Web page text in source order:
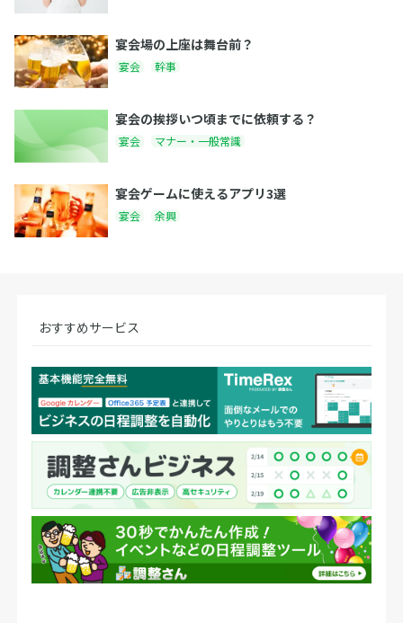
宴会場の上座は舞台前？
宴会 幹事
宴会の挨拶いつ頃までに依頼する？
宴会 マナー・一般常識
宴会ゲームに使えるアプリ3選
宴会 余興
おすすめサービス